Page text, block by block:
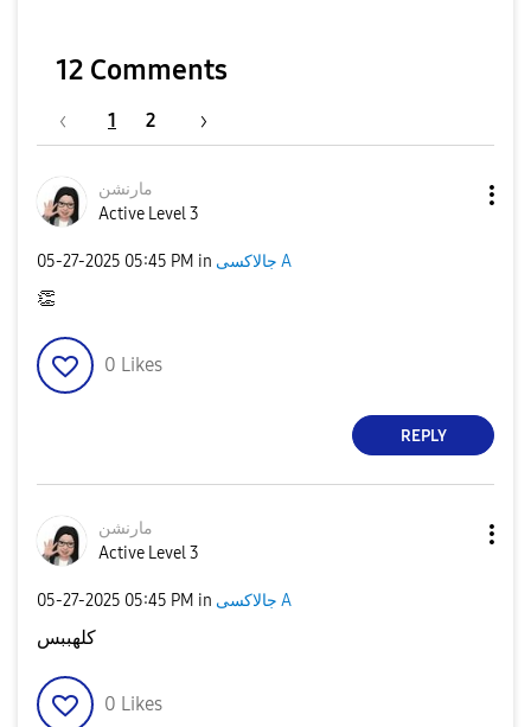
12 Comments
1 2
مارنشن
Active Level 3
‎05-27-2025 05:45 PM in جالاكسى A
👏
0 Likes
REPLY
مارنشن
Active Level 3
‎05-27-2025 05:45 PM in جالاكسى A
كلهببس
0 Likes